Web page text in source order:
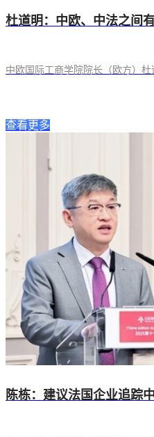
杜道明：中欧、中法之间
中欧国际工商学院院长（欧方）
查看更多
陈栋：建议法国企业追踪